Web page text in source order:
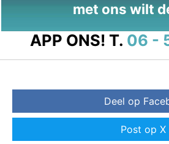
met ons wilt
APP ONS! T. 06 -
Deel op
Post op X